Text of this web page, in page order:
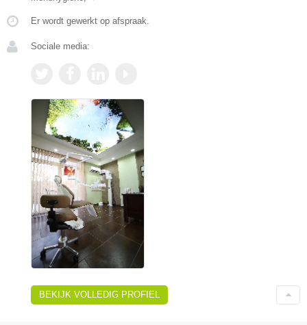
Er wordt gewerkt op afspraak.
Sociale media:
BEKIJK VOLLEDIG PROFIEL